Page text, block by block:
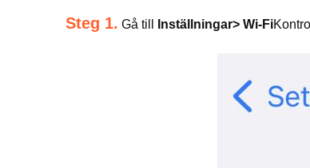
Steg 1. Gå till Inställningar> Wi-Fi